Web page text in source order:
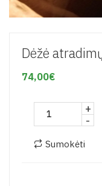
Dėžė
74,00€
+
-
Sumokėti